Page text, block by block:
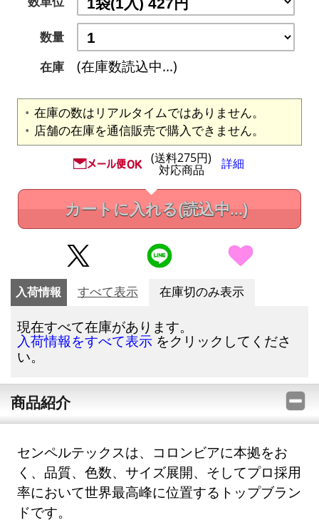
数量
在庫
(在庫数読込中...)
在庫の数はリアルタイムではありません。
店舗の在庫を通信販売で購入できません。
(送料275円)
対応商品 詳細
カートに入れる(読込中...)
入荷情報 すべて表示 在庫切のみ表示
現在すべて在庫があります。
入荷情報をすべて表示 をクリックしてくださ
い。
商品紹介
センペルテックスは、コロンビアに本拠をお
く、品質、色数、サイズ展開、そしてプロ採用
率において世界最高峰に位置するトップブラン
ドです。